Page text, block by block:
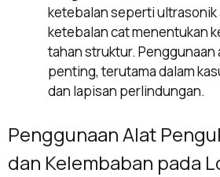
ketebalan seperti
ketebalan cat menentukan
tahan struktur. Penggunaan
penting, terutama dalam
dan lapisan perlindungan.
Penggunaan Alat
dan Kelembaban pada